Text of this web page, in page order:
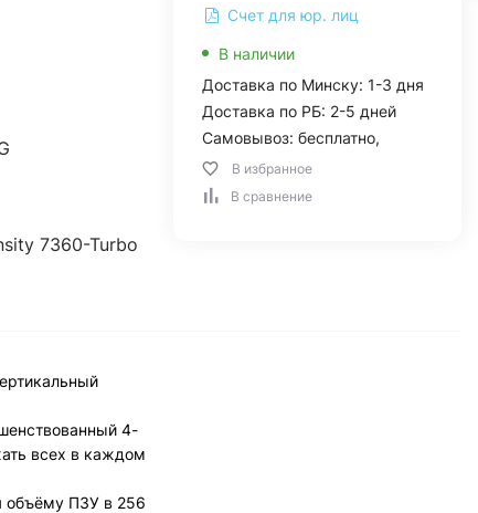
7360-Turbo
Счет для юр. лиц
В наличии
Доставка по Минску: 1-3 дня
Доставка по РБ: 2-5 дней
Самовывоз: бесплатно,
В избранное
В сравнение
4-
всех в каждом
объёму ПЗУ в 256